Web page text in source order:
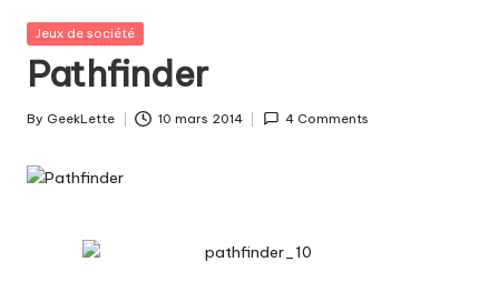
k
L
e
t
t
de
société
Posted
Jeux de société
Pathfinder
Posted
By GeekLette 10 mars 2014 4 Comments